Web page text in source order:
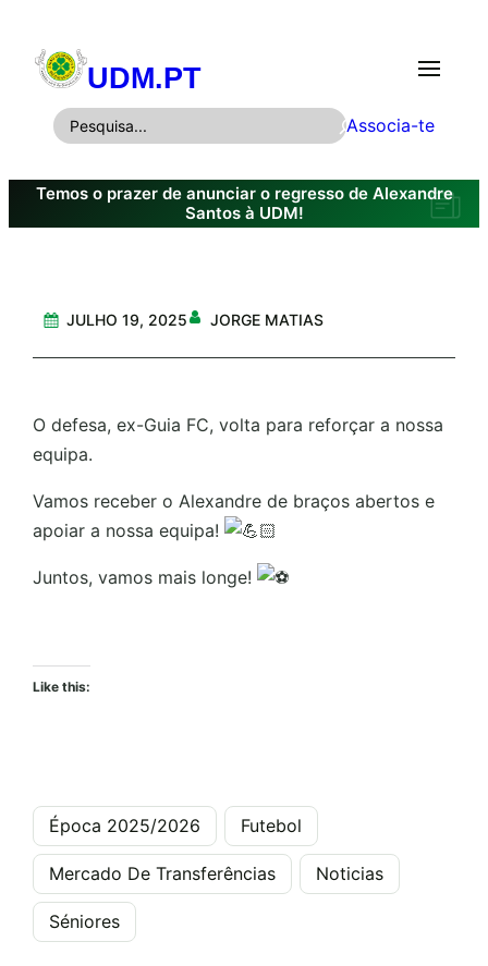
para
conteúdo
UDM.PT
P
s
a
r
Associa-te
Temos o prazer de anunciar o regresso de Alexandre
Santos à UDM!
JULHO 19, 2025 JORGE MATIAS
O defesa, ex-Guia FC, volta para reforçar a nossa
equipa.
Vamos receber o Alexandre de braços abertos e
apoiar a nossa equipa!
Juntos, vamos mais longe!
Like this:
Época 2025/2026 Futebol
Mercado De Transferências Noticias
Séniores